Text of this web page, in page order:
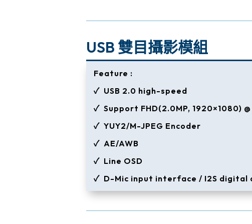
USB 雙目攝影模組
Feature :
✓ USB 2.0 high-speed
✓ Support FHD(2.0MP, 1920×1080) @
✓ YUY2/M-JPEG Encoder
✓ AE/AWB
✓ Line OSD
✓ D-Mic input interface / I2S digital